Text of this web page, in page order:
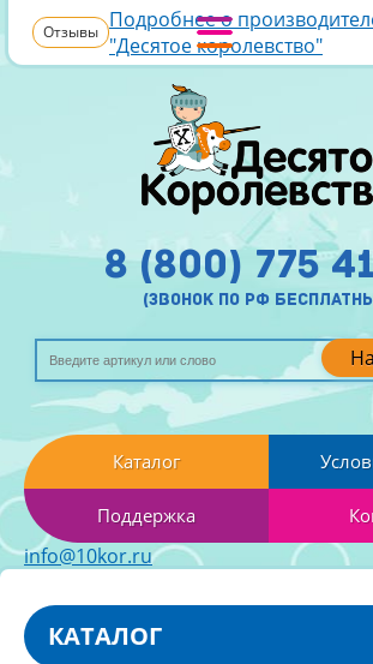
Отзывы Подробнее о
"Десятое королевство"
8 (800) 775
(звонок по рф
Каталог
Поддержка
info@10kor.ru
КАТАЛОГ